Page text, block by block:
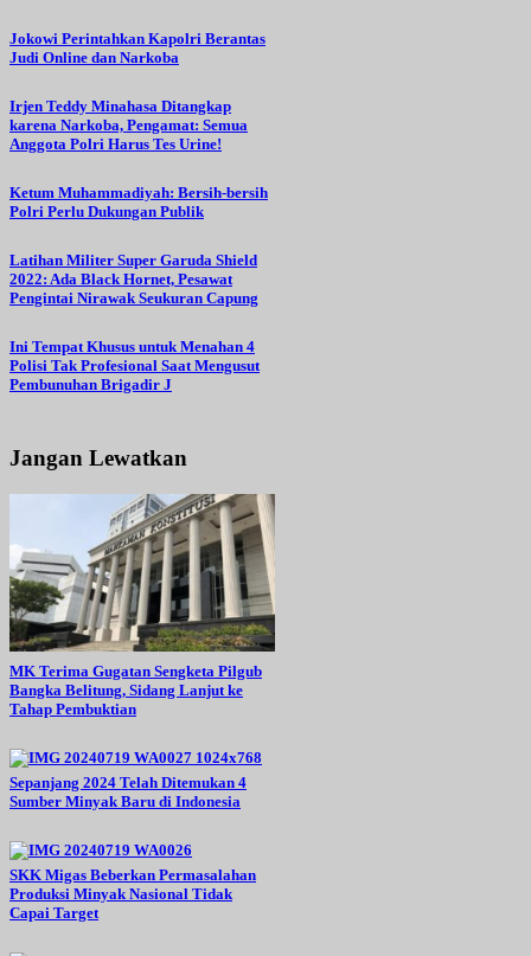
Jokowi Perintahkan Kapolri Berantas
Judi Online dan Narkoba
Irjen Teddy Minahasa Ditangkap
karena Narkoba, Pengamat: Semua
Anggota Polri Harus Tes Urine!
Ketum Muhammadiyah: Bersih-bersih
Polri Perlu Dukungan Publik
Latihan Militer Super Garuda Shield
2022: Ada Black Hornet, Pesawat
Pengintai Nirawak Seukuran Capung
Ini Tempat Khusus untuk Menahan 4
Polisi Tak Profesional Saat Mengusut
Pembunuhan Brigadir J
Jangan Lewatkan
MK Terima Gugatan Sengketa Pilgub
Bangka Belitung, Sidang Lanjut ke
Tahap Pembuktian
Sepanjang 2024 Telah Ditemukan 4
Sumber Minyak Baru di Indonesia
SKK Migas Beberkan Permasalahan
Produksi Minyak Nasional Tidak
Capai Target